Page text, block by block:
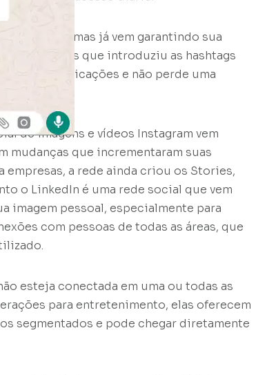
mas já vem garantindo sua
curtos que introduziu as hashtags
às publicações e não perde uma
de imagens e vídeos Instagram vem
mudanças que incrementaram suas
empresas, a rede ainda criou os Stories,
o LinkedIn é uma rede social que vem
imagem pessoal, especialmente para
com pessoas de todas as áreas, que
esteja conectada em uma ou todas as
para entretenimento, elas oferecem
segmentados e pode chegar diretamente